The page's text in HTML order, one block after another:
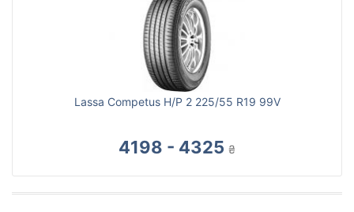
Lassa Competus H/P 2 225/55 R19 99V
4198 - 4325 ₴